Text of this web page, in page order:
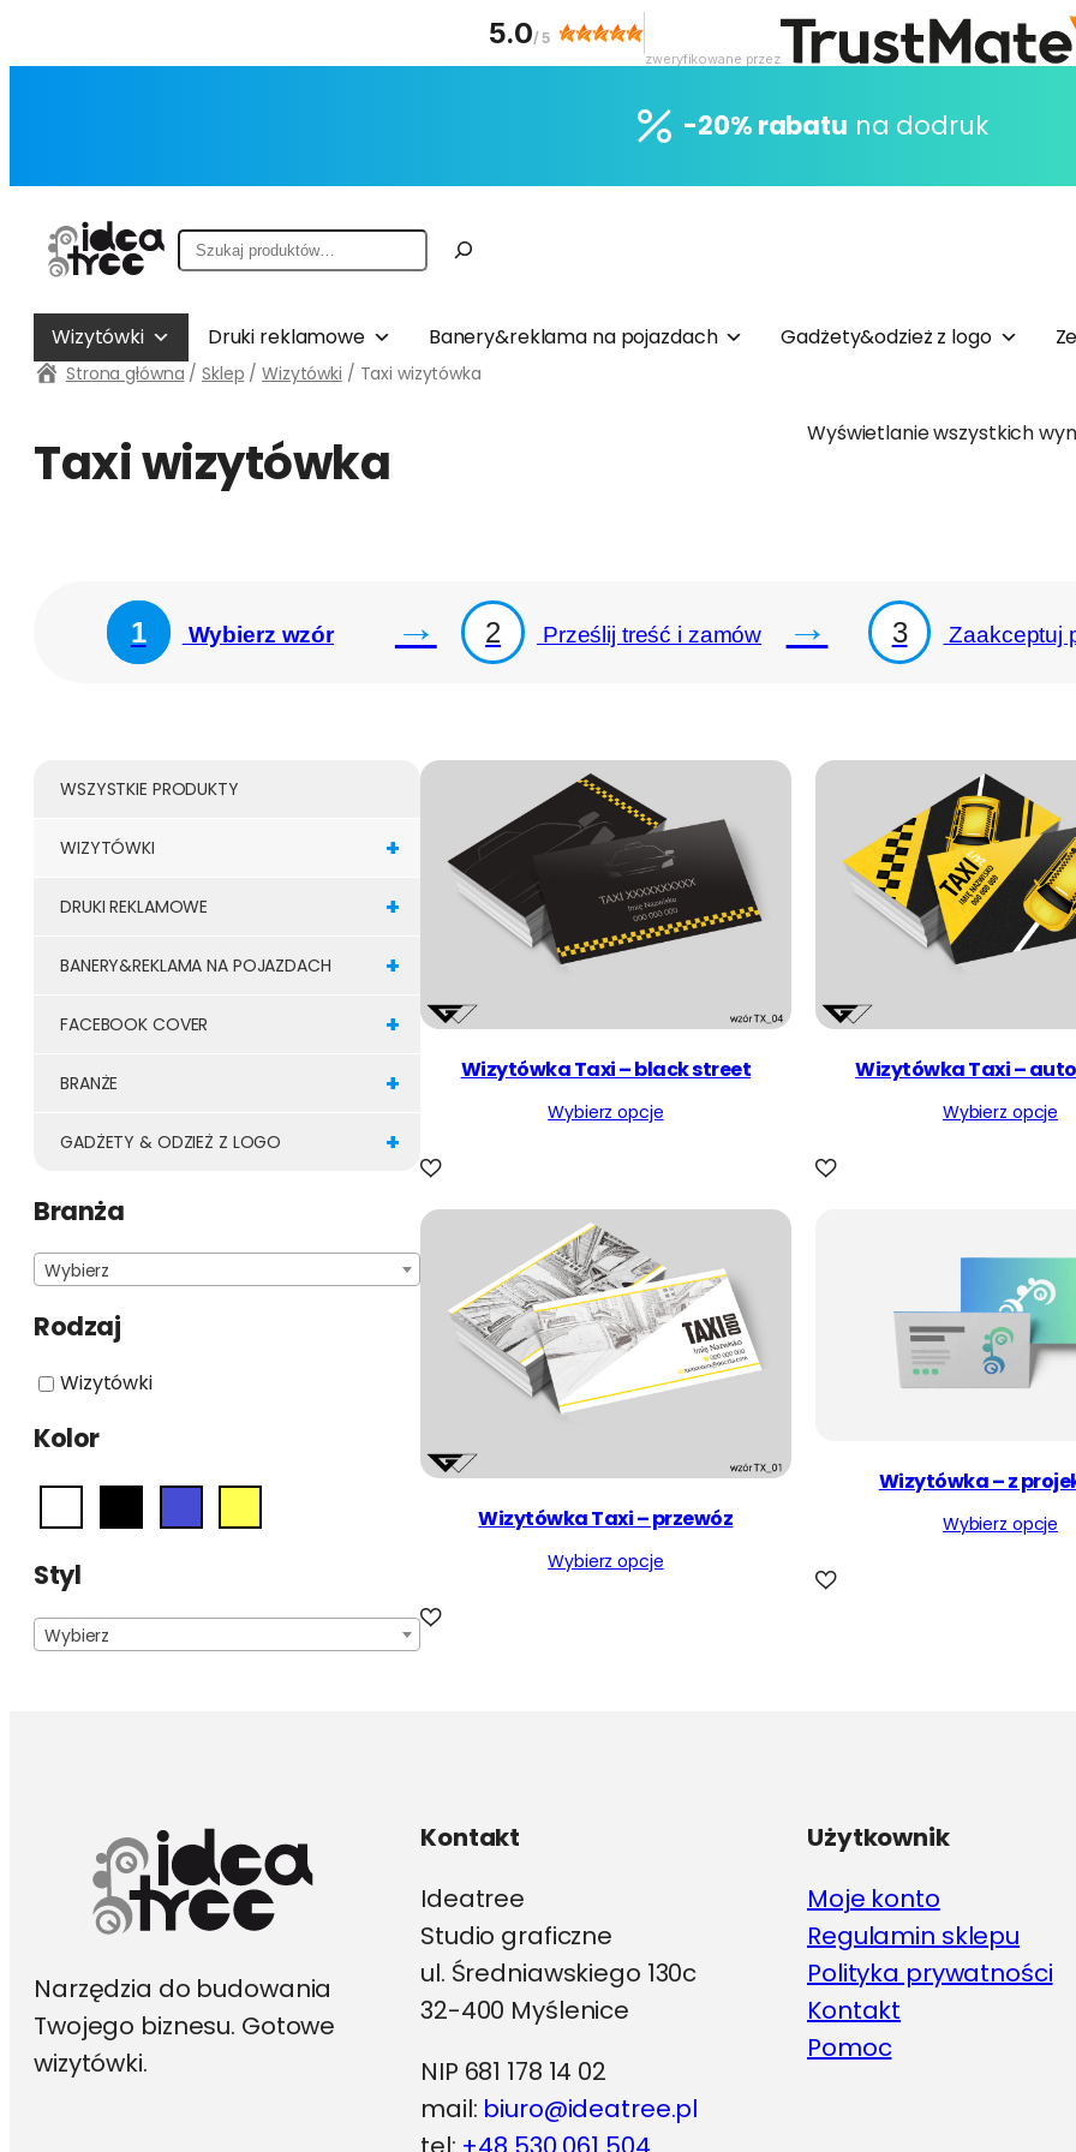
-20% rabatu na dodruk
Szukaj
Wizytówki Druki reklamowe Banery&reklama na pojazdach Gadżety&odzież z logo
Strona główna / Sklep / Wizytówki / Taxi wizytówka
Taxi wizytówka Wyświetlanie wszystkich
1 Wybierz wzór → 2 Prześlij treść i zamów → 3 Zaakceptuj
WSZYSTKIE PRODUKTY
+
WIZYTÓWKI
+
DRUKI REKLAMOWE
+
BANERY&REKLAMA NA POJAZDACH
+
FACEBOOK COVER
+
BRANŻE
+
GADŻETY & ODZIEŻ Z LOGO
Branża
Wybierz
Rodzaj
Wizytówki
Kolor
Styl
Wybierz
Wizytówka Taxi – black street
Wybierz opcje
Wizytówka Taxi –
Wybierz opcje
Wizytówka Taxi – przewóz
Wybierz opcje
Wizytówka – z
Wybierz opcje
Narzędzia do budowania
Twojego biznesu. Gotowe
wizytówki.
Kontakt
Ideatree
Studio graficzne
ul. Średniawskiego 130c
32-400 Myślenice
NIP 681 178 14 02
mail: biuro@ideatree.pl
Użytkownik
Moje konto
Regulamin sklepu
Polityka prywatności
Kontakt
Pomoc
5.0/ 5
zweryfikowane przez